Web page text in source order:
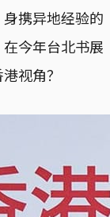
携异地经验的
今年台北书展
视角？